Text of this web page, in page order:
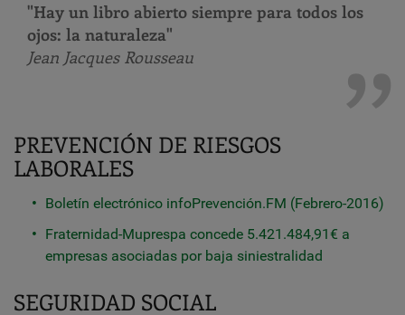
"Hay un libro abierto siempre para todos los
ojos: la naturaleza"
Jean Jacques Rousseau
PREVENCIÓN DE RIESGOS
LABORALES
Boletín electrónico infoPrevención.FM (Febrero-2016)
Fraternidad-Muprespa concede 5.421.484,91€ a
empresas asociadas por baja siniestralidad
SEGURIDAD SOCIAL